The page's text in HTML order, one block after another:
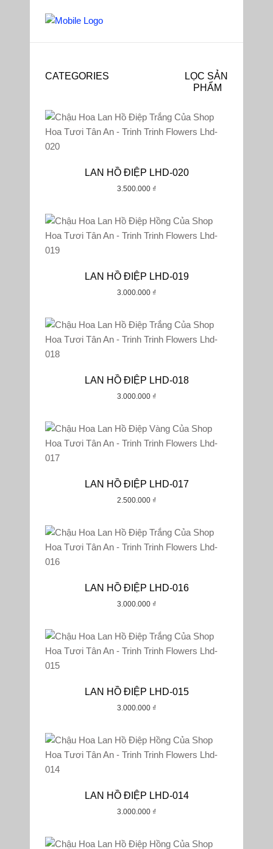
CATEGORIES
LỌC SẢN
PHẨM
Phổ Biến
Giá: Thấp Đến Cao
Giá: Cao Đến Thấp
₫500000-₫1000000
2000000₫+
LAN HỒ ĐIỆP LHD-020
3.500.000 ₫
LAN HỒ ĐIỆP LHD-019
3.000.000 ₫
LAN HỒ ĐIỆP LHD-018
3.000.000 ₫
LAN HỒ ĐIỆP LHD-017
2.500.000 ₫
LAN HỒ ĐIỆP LHD-016
3.000.000 ₫
LAN HỒ ĐIỆP LHD-015
3.000.000 ₫
LAN HỒ ĐIỆP LHD-014
3.000.000 ₫